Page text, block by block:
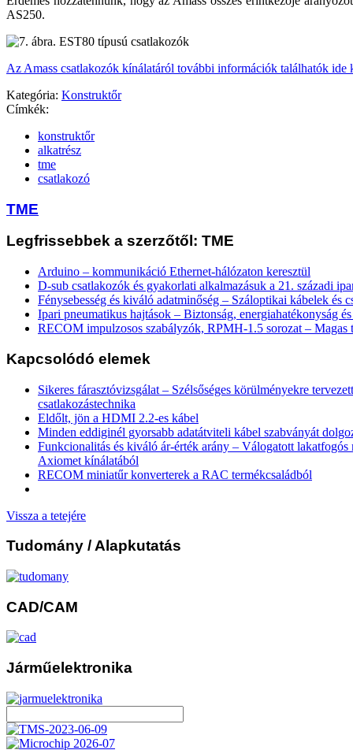
AS250.
Az Amass csatlakozók kínálatáról további információk találhatók ide
Kategória: Konstruktőr
Címkék:
konstruktőr
alkatrész
tme
csatlakozó
TME
Legfrissebbek a szerzőtől: TME
Arduino – kommunikáció Ethernet-hálózaton keresztül
D-sub csatlakozók és gyakorlati alkalmazásuk a 21. századi
Fénysebesség és kiváló adatminőség – Száloptikai kábelek és
Ipari pneumatikus hajtások – Biztonság, energiahatékonyság
RECOM impulzosos szabályzók, RPMH-1.5 sorozat – Magas
Kapcsolódó elemek
Sikeres fárasztóvizsgálat – Szélsőséges körülményekre
csatlakozástechnika
Eldőlt, jön a HDMI 2.2-es kábel
Minden eddiginél gyorsabb adatátviteli kábel szabványát
Funkcionalitás és kiváló ár-érték arány – Válogatott lakatfogós
Axiomet kínálatából
RECOM miniatűr konverterek a RAC termékcsaládból
Vissza a tetejére
Tudomány / Alapkutatás
CAD/CAM
Járműelektronika